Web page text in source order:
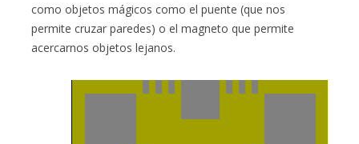
como objetos mágicos como el puente (que nos
permite cruzar paredes) o el magneto que permite
acercarnos objetos lejanos.